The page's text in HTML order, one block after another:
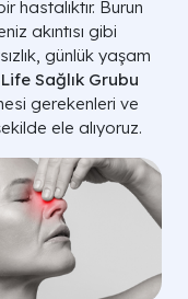
hastalıktır. Burun
akıntısı gibi
günlük yaşam
Sağlık Grubu
gerekenleri ve
ele alıyoruz.